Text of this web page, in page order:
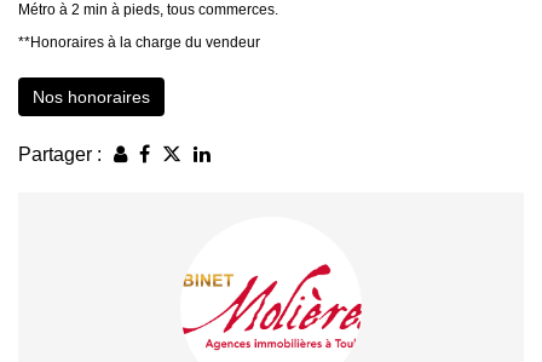
Métro à 2 min à pieds, tous commerces.
**Honoraires à la charge du vendeur
Nos honoraires
Partager :